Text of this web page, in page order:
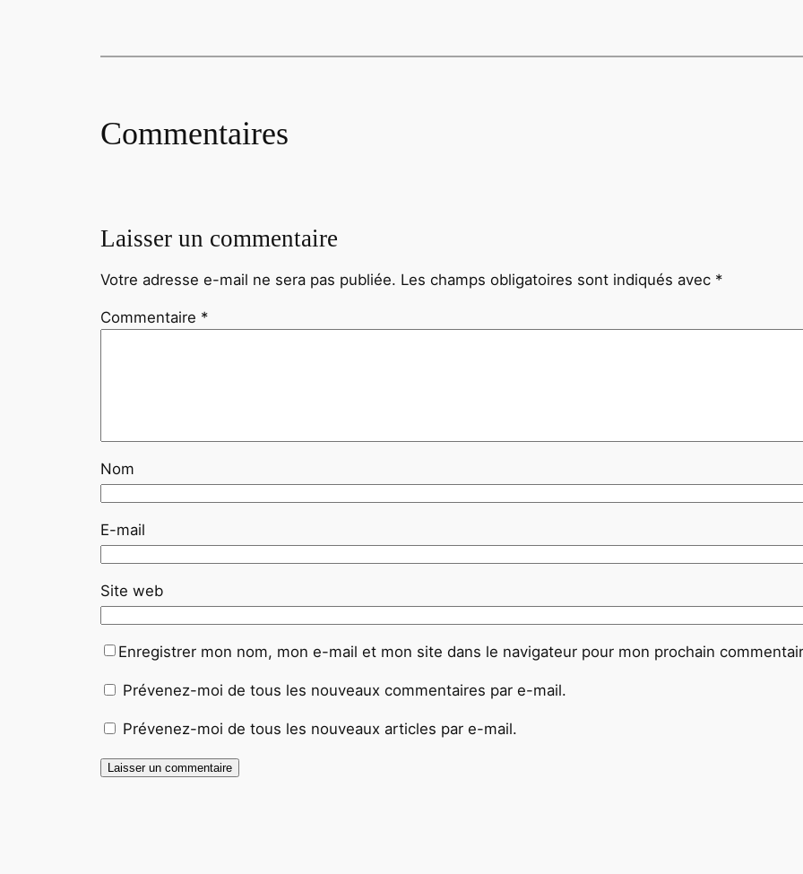
Commentaires
Laisser un commentaire
Votre adresse e-mail ne sera pas publiée. Les champs obligatoires sont indiqués avec *
Commentaire *
Nom
E-mail
Site web
Enregistrer mon nom, mon e-mail et mon site dans le navigateur pour mon prochain
Prévenez-moi de tous les nouveaux commentaires par e-mail.
Prévenez-moi de tous les nouveaux articles par e-mail.